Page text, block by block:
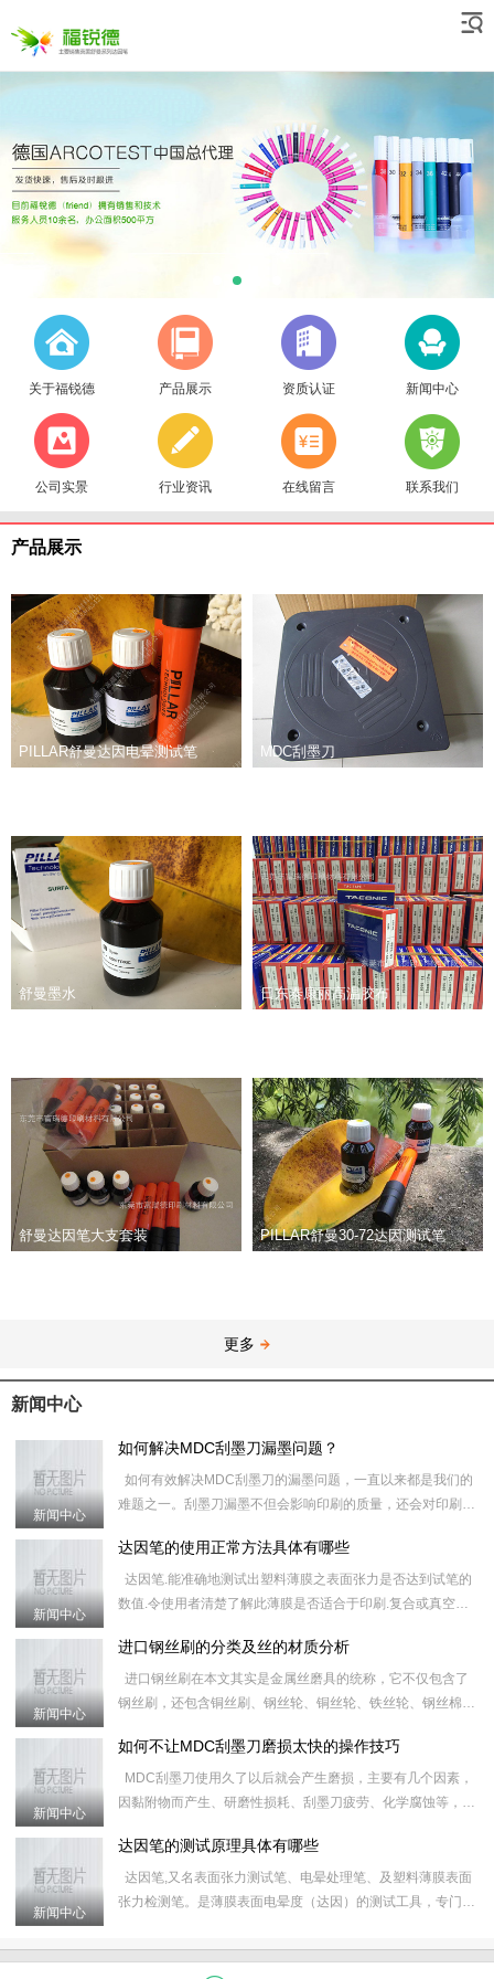
关于福锐德 产品展示 资质认证 新闻中心
公司实景 行业资讯 在线留言 联系我们
产品展示
PILLAR舒曼达因电晕测试笔 MDC刮墨刀
舒曼墨水 日东泰康丽高温胶布
舒曼达因笔大支套装 PILLAR舒曼30-72达因测试笔
更多
新闻中心
新闻中心
如何解决MDC刮墨刀漏墨问题？
如何有效解决MDC刮墨刀的漏墨问题，一直以来都是我们的
难题之一。刮墨刀漏墨不但会影响印刷的质量，还会对印刷器
出现
新闻中心
达因笔的使用正常方法具体有哪些
达因笔.能准确地测试出塑料薄膜之表面张力是否达到试笔的
数值.令使用者清楚了解此薄膜是否适合于印刷.复合或真空镀
新闻中心
进口钢丝刷的分类及丝的材质分析
进口钢丝刷在本文其实是金属丝磨具的统称，它不仅包含了
钢丝刷，还包含铜丝刷、钢丝轮、铜丝轮、铁丝轮、钢丝棉、
&nb
新闻中心
如何不让MDC刮墨刀磨损太快的操作技巧
MDC刮墨刀使用久了以后就会产生磨损，主要有几个因素，
因黏附物而产生、研磨性损耗、刮墨刀疲劳、化学腐蚀等，这
的使
新闻中心
达因笔的测试原理具体有哪些
达因笔,又名表面张力测试笔、电晕处理笔、及塑料薄膜表面
张力检测笔。是薄膜表面电晕度（达因）的测试工具，专门用